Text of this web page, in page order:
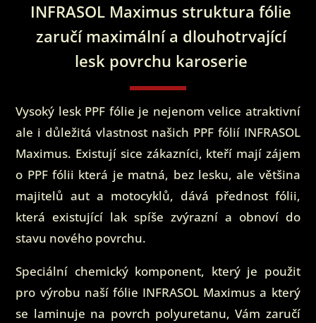
INFRASOL Maximus struktura fólie
zaručí maximální a dlouhotrvající
lesk povrchu karoserie
Vysoký lesk PPF fólie je nejenom velice atraktivní
ale i důležitá vlastnost našich PPF fólií INFRASOL
Maximus. Existují sice zákazníci, kteří mají zájem
o PPF fólii která je matná, bez lesku, ale většina
majitelů aut a motocyklů, dává přednost fólii,
která existující lak spíše zvýrazní a obnoví do
stavu nového povrchu.
Speciální chemický komponent, který je použit
pro výrobu naší fólie INFRASOL Maximus a který
se laminuje na povrch polyuretanu, Vám zaručí